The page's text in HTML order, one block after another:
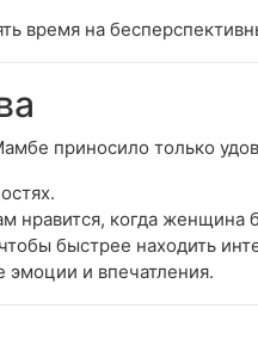
время на
приносило только
нравится, когда женщина
быстрее находить
эмоции и впечатления.